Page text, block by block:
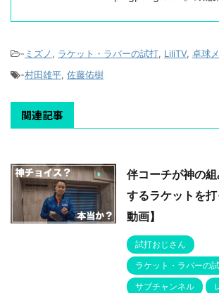
- ミズノ, ラケット・ラバーの試打, LiliTV, 卓球
-村田雄平, 佐藤佑樹
関連記事
伴コーチが神の
するラケットを
動画】
試打おじさん
ラケット・ラバーの
サブチャンネル